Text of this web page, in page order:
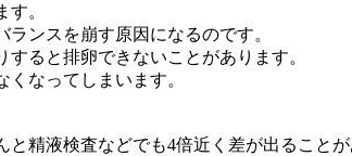
。
ンスを崩す原因になるのです。
ると排卵できないことがあります。
なってしまいます。
精液検査などでも4倍近く差が出ることが